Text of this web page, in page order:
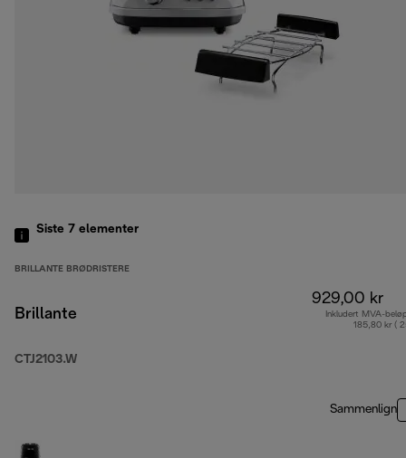
Siste 7 elementer
BRILLANTE BRØDRISTERE
Brillante
CTJ2103.W
929,00 kr
Inkludert MVA-
185,80 kr (
Sammenlign